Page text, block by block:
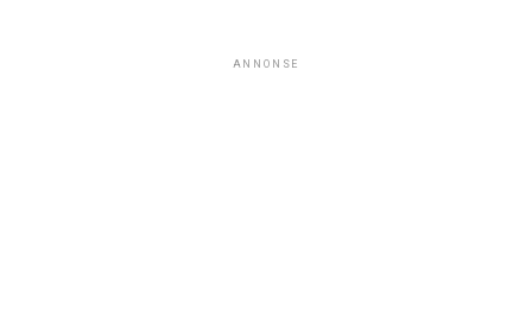
ANNONSE